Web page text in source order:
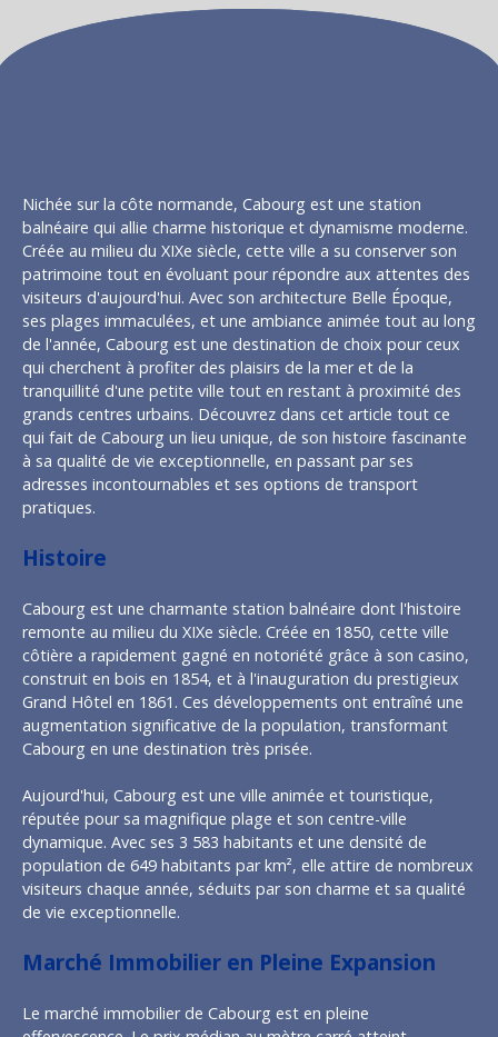
Nichée sur la côte normande, Cabourg est une station
balnéaire qui allie charme historique et dynamisme moderne.
Créée au milieu du XIXe siècle, cette ville a su conserver son
patrimoine tout en évoluant pour répondre aux attentes des
visiteurs d'aujourd'hui. Avec son architecture Belle Époque,
ses plages immaculées, et une ambiance animée tout au long
de l'année, Cabourg est une destination de choix pour ceux
qui cherchent à profiter des plaisirs de la mer et de la
tranquillité d'une petite ville tout en restant à proximité des
grands centres urbains. Découvrez dans cet article tout ce
qui fait de Cabourg un lieu unique, de son histoire fascinante
à sa qualité de vie exceptionnelle, en passant par ses
adresses incontournables et ses options de transport
pratiques.
Histoire
Cabourg est une charmante station balnéaire dont l'histoire
remonte au milieu du XIXe siècle. Créée en 1850, cette ville
côtière a rapidement gagné en notoriété grâce à son casino,
construit en bois en 1854, et à l'inauguration du prestigieux
Grand Hôtel en 1861. Ces développements ont entraîné une
augmentation significative de la population, transformant
Cabourg en une destination très prisée.
Aujourd'hui, Cabourg est une ville animée et touristique,
réputée pour sa magnifique plage et son centre-ville
dynamique. Avec ses 3 583 habitants et une densité de
population de 649 habitants par km², elle attire de nombreux
visiteurs chaque année, séduits par son charme et sa qualité
de vie exceptionnelle.
Marché Immobilier en Pleine Expansion
Le marché immobilier de Cabourg est en pleine